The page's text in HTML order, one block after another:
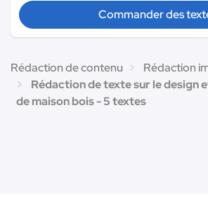
Commander des
Rédaction de contenu
Rédaction
Rédaction de texte sur le design
de maison bois - 5 textes